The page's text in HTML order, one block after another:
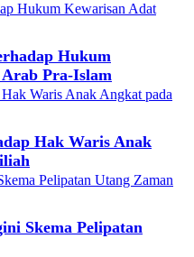
Hukum
Pra-Islam
Hak Waris Anak
Skema Pelipatan